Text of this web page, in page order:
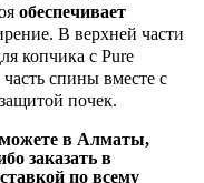
обеспечивает
В верхней части
копчика с Pure
спины вместе с
почек.
можете в Алматы,
заказать в
по всему